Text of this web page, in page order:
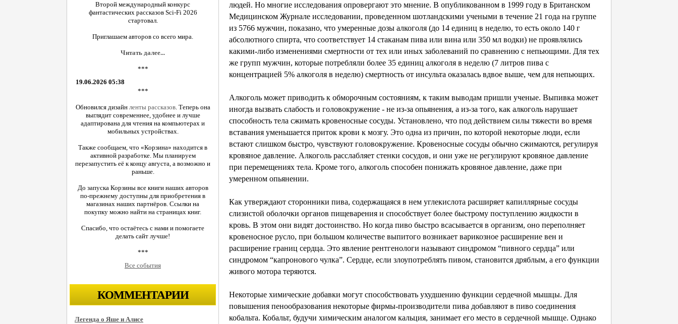
Второй международный конкурс
фантастических рассказов Sci-Fi 2026
стартовал.
Приглашаем авторов со всего мира.
Читать далее...
***
19.06.2026 05:38
***
Обновился дизайн ленты рассказов. Теперь она
выглядит современнее, удобнее и лучше
адаптирована для чтения на компьютерах и
мобильных устройствах.
Также сообщаем, что «Корзина» находится в
активной разработке. Мы планируем
перезапустить её к концу августа, а возможно и
раньше.
До запуска Корзины все книги наших авторов
по-прежнему доступны для приобретения в
магазинах наших партнёров. Ссылки на
покупку можно найти на страницах книг.
Спасибо, что остаётесь с нами и помогаете
делать сайт лучше!
***
Все события
КОММЕНТАРИИ
Легенда о Яше и Алисе
людей. Но многие исследования опровергают это мнение. В опубликованном в 1999 году в Британском
Медицинском Журнале исследовании, проведенном шотландскими учеными в течение 21 года на группе
из 5766 мужчин, показано, что умеренные дозы алкоголя (до 14 единиц в неделю, то есть около 140 г
абсолютного спирта, что соответствует 14 стаканам пива или вина или 350 мл водки) не проявлялись
какими-либо изменениями смертности от тех или иных заболеваний по сравнению с непьющими. Для тех
же групп мужчин, которые потребляли более 35 единиц алкоголя в неделю (7 литров пива с
концентрацией 5% алкоголя в неделю) смертность от инсульта оказалась вдвое выше, чем для непьющих.
Алкоголь может приводить к обморочным состояниям, к таким выводам пришли ученые. Выпивка может
иногда вызвать слабость и головокружение - не из-за опьянения, а из-за того, как алкоголь нарушает
способность тела сжимать кровеносные сосуды. Установлено, что под действием силы тяжести во время
вставания уменьшается приток крови к мозгу. Это одна из причин, по которой некоторые люди, если
встают слишком быстро, чувствуют головокружение. Кровеносные сосуды обычно сжимаются, регулируя
кровяное давление. Алкоголь расслабляет стенки сосудов, и они уже не регулируют кровяное давление
при перемещениях тела. Кроме того, алкоголь способен понижать кровяное давление, даже при
умеренном опьянении.
Как утверждают сторонники пива, содержащаяся в нем углекислота расширяет капиллярные сосуды
слизистой оболочки органов пищеварения и способствует более быстрому поступлению жидкости в
кровь. В этом они видят достоинство. Но когда пиво быстро всасывается в организм, оно переполняет
кровеносное русло, при большом количестве выпитого возникает варикозное расширение вен и
расширение границ сердца. Это явление рентгенологи называют синдромом “пивного сердца” или
синдромом “капронового чулка”. Сердце, если злоупотреблять пивом, становится дряблым, а его функции
живого мотора теряются.
Некоторые химические добавки могут способствовать ухудшению функции сердечной мышцы. Для
повышения пенообразования некоторые фирмы-производители пива добавляют в пиво соединения
кобальта. Кобальт, будучи химическим аналогом кальция, занимает его место в сердечной мышце. Однако